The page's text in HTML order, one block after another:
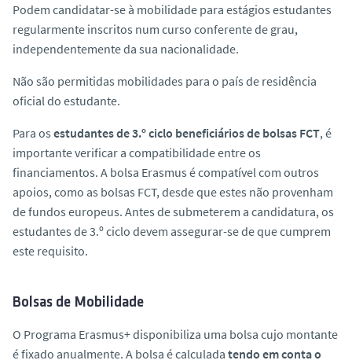
Podem candidatar-se à mobilidade para estágios estudantes
regularmente inscritos num curso conferente de grau,
independentemente da sua nacionalidade.
Não são permitidas mobilidades para o país de residência
oficial do estudante.
Para os estudantes de 3.º ciclo beneficiários de bolsas FCT, é
importante verificar a compatibilidade entre os
financiamentos. A bolsa Erasmus é compatível com outros
apoios, como as bolsas FCT, desde que estes não provenham
de fundos europeus. Antes de submeterem a candidatura, os
estudantes de 3.º ciclo devem assegurar-se de que cumprem
este requisito.
Bolsas de Mobilidade
O Programa Erasmus+ disponibiliza uma bolsa cujo montante
é fixado anualmente. A bolsa é calculada tendo em conta o